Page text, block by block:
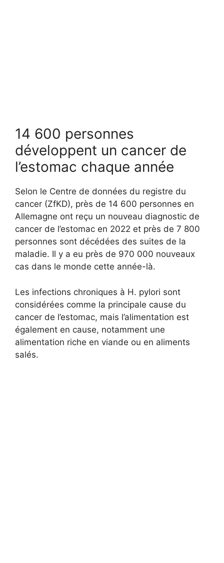
14 600 personnes
développent un cancer de
l’estomac chaque année
Selon le Centre de données du registre du
cancer (ZfKD), près de 14 600 personnes en
Allemagne ont reçu un nouveau diagnostic de
cancer de l’estomac en 2022 et près de 7 800
personnes sont décédées des suites de la
maladie. Il y a eu près de 970 000 nouveaux
cas dans le monde cette année-là.
Les infections chroniques à H. pylori sont
considérées comme la principale cause du
cancer de l’estomac, mais l’alimentation est
également en cause, notamment une
alimentation riche en viande ou en aliments
salés.